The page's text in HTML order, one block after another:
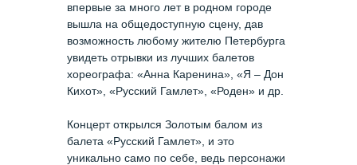
впервые за много лет в родном городе
вышла на общедоступную сцену, дав
возможность любому жителю Петербурга
увидеть отрывки из лучших балетов
хореографа: «Анна Каренина», «Я – Дон
Кихот», «Русский Гамлет», «Роден» и др.
Концерт открылся Золотым балом из
балета «Русский Гамлет», и это
уникально само по себе, ведь персонажи